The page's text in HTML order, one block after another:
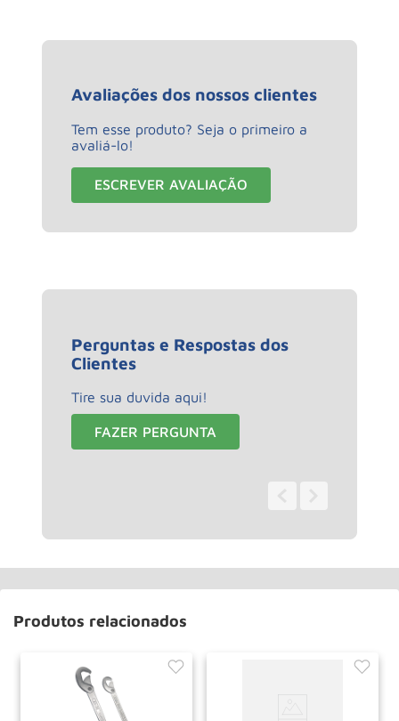
Avaliações dos nossos clientes
Tem esse produto? Seja o primeiro a
avaliá-lo!
ESCREVER AVALIAÇÃO
Perguntas e Respostas dos
Clientes
Tire sua duvida aqui!
FAZER PERGUNTA
Produtos relacionados